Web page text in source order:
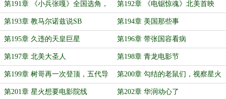
第191章 《小兵张嘎》全国选角，
《家有儿女》的思路
第192章 《电锯惊魂》北美首映
第193章 教马尔诺兹说SB 第194章 美国那些事
第195章 久违的天皇巨星 第196章 带张国容看病
第197章 北美大圣人 第198章 青龙电影节
第199章 树哥再一次登顶，五代导
演的期望
第200章 勾结的老鼠们，视察星火
影视城
第201章 星火想要电影院线 第202章 华润动心了